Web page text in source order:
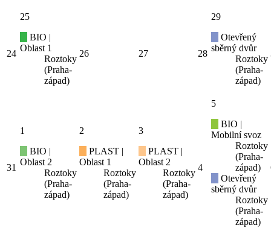
24
25
BIO |
Oblast 1
Roztoky
(Praha-
západ)
26 27 28
29
Otevřený
sběrný dvůr
Roztoky
(Praha-
západ)
31
1
BIO |
Oblast 2
Roztoky
(Praha-
západ)
2
PLAST |
Oblast 1
Roztoky
(Praha-
západ)
3
PLAST |
Oblast 2
Roztoky
(Praha-
západ)
4
5
BIO |
Mobilní svoz
Roztoky
(Praha-
západ)
Otevřený
sběrný dvůr
Roztoky
(Praha-
západ)